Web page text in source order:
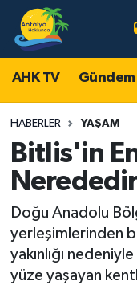
AHK TV Gündem
HABERLER YAŞAM
Bitlis'in
Doğu Anadolu
yerleşimlerinden
yakınlığı
yüze yaşayan
AHK TV
Gündem
Asayiş
Turizm
Yaşam
Magazin
Antalya
Antalya Hava
Antalya
Antalya Trafik
Süper Lig
Tüm Manşetler